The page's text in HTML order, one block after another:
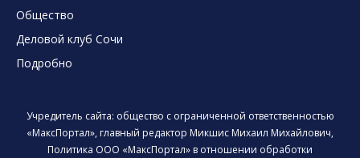
Общество
Деловой клуб Сочи
Подробно
Учредитель сайта: общество с ограниченной ответственностью
«МаксПортал», главный редактор Микшис Михаил Михайлович,
Политика ООО «МаксПортал» в отношении обработки